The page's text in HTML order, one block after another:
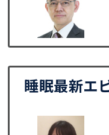
睡眠最新エ